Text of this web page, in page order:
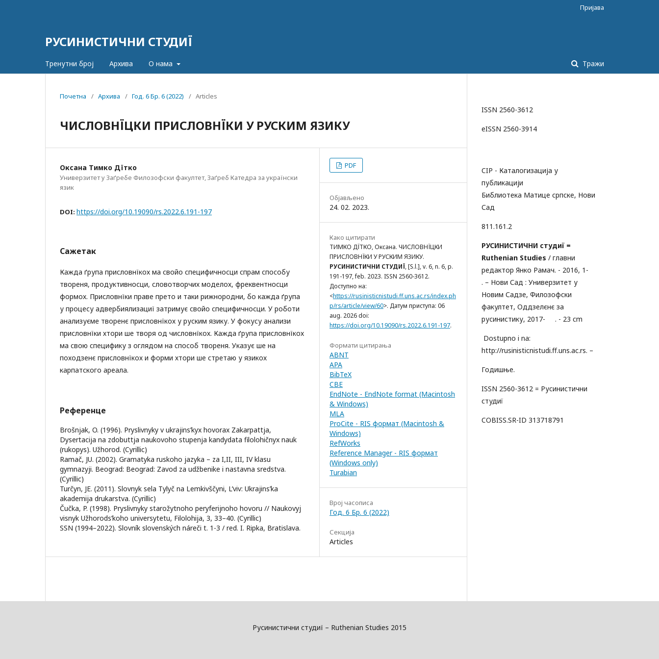
РУСИНИСТИЧНИ СТУДИЇ
Тренутни број Архива О нама Тражи
Пријава
Почетна / Архива / Год. 6 Бр. 6 (2022) / Articles
ЧИСЛОВНЇЦКИ ПРИСЛОВНЇКИ У РУСКИМ ЯЗИКУ
Оксана Тимко Дїтко
Универзитет у Заґребе Филозофски факултет, Заґреб Катедра за українски
язик
DOI: https://doi.org/10.19090/rs.2022.6.191-197
Сажетак
Кажда ґрупа присловнїкох ма свойо специфичносци спрам способу
твореня, продуктивносци, словотворчих моделох, фреквентносци
формох. Присловнїки праве прето и таки рижнородни, бо кажда ґрупа
у процесу адвербиялизациї затримує свойо специфичносци. У роботи
анализуєме творенє присловнїкох у руским язику. У фокусу анализи
присловнїки хтори ше творя од числовнїкох. Кажда ґрупа присловнїкох
ма свою специфику з оглядом на способ твореня. Указує ше на
походзенє присловнїкох и форми хтори ше стретаю у язикох
карпатского ареала.
Референце
Brošnjak, O. (1996). Pryslivnyky v ukrajins’kyx hovorax Zakarpattja,
Dysertacija na zdobuttja naukovoho stupenja kandydata filolohičnyx nauk
(rukopys). Užhorod. (Cyrillic)
Ramač, JU. (2002). Gramatyka ruskoho jazyka – za I,II, III, IV klasu
gymnazyji. Beograd: Beograd: Zavod za udžbenike i nastavna sredstva.
(Cyrillic)
Turčyn, JE. (2011). Slovnyk sela Tylyč na Lemkivščyni, L’viv: Ukrajins’ka
akademija drukarstva. (Cyrillic)
Čučka, P. (1998). Pryslivnyky starožytnoho peryferijnoho hovoru // Naukovyj
visnyk Užhorods’koho universytetu, Filolohija, 3, 33–40. (Cyrillic)
SSN (1994–2022). Slovník slovenských náreči t. 1-3 / red. I. Ripka, Bratislava.
PDF
Објављено
24. 02. 2023.
Како цитирати
ТИМКО ДЇТКО, Оксана. ЧИСЛОВНЇЦКИ
ПРИСЛОВНЇКИ У РУСКИМ ЯЗИКУ.
РУСИНИСТИЧНИ СТУДИЇ, [S.l.], v. 6, n. 6, p.
191-197, feb. 2023. ISSN 2560-3612.
Доступно на:
<https://rusinisticnistudi.ff.uns.ac.rs/index.ph
p/rs/article/view/60>. Датум приступа: 06
aug. 2026 doi:
https://doi.org/10.19090/rs.2022.6.191-197.
Формати цитирања
ABNT
APA
BibTeX
CBE
EndNote - EndNote format (Macintosh
& Windows)
MLA
ProCite - RIS формат (Macintosh &
Windows)
RefWorks
Reference Manager - RIS формат
(Windows only)
Turabian
Bрој часописа
Год. 6 Бр. 6 (2022)
Секција
Articles
ISSN 2560-3612
eISSN 2560-3914
CIP - Каталогизација у
публикацији
Библиотека Матице српске, Нови
Сад
811.161.2
РУСИНИСТИЧНИ студиï =
Ruthenian Studies / главни
редактор Янко Рамач. - 2016, 1-
. – Нови Сад : Универзитет у
Новим Садзе, Филозофски
факултет, Оддзелєнє за
русинистику, 2017- . - 23 cm
Dostupno i na:
http://rusinisticnistudi.ff.uns.ac.rs. –
Годишње.
ISSN 2560-3612 = Русинистични
студиï
COBISS.SR-ID 313718791
Русинистични студиї – Ruthenian Studies 2015